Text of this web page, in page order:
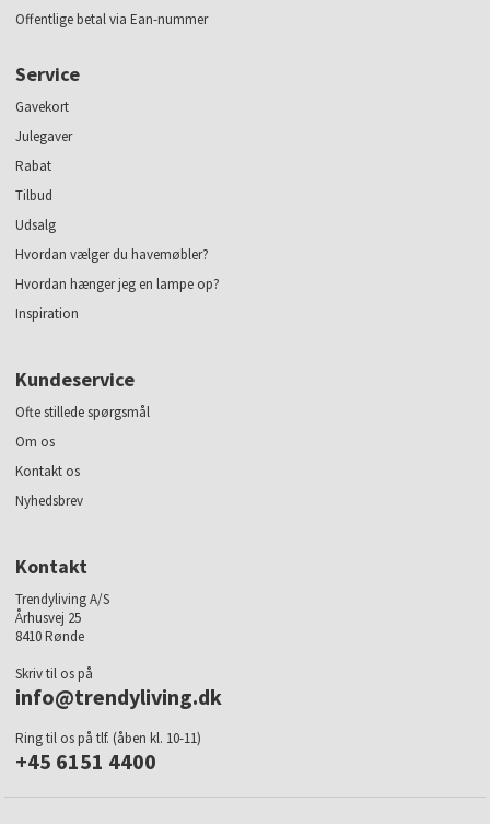
Offentlige betal via Ean-nummer
Service
Gavekort
Julegaver
Rabat
Tilbud
Udsalg
Hvordan vælger du havemøbler?
Hvordan hænger jeg en lampe op?
Inspiration
Kundeservice
Ofte stillede spørgsmål
Om os
Kontakt os
Nyhedsbrev
Kontakt
Trendyliving A/S
Århusvej 25
8410 Rønde
Skriv til os på
info@trendyliving.dk
Ring til os på tlf. (åben kl. 10-11)
+45 6151 4400